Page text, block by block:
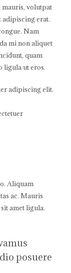
volutpat
adipiscing erat.
Nam
mi non aliquet
quam
ligula ut eros.
adipiscing elit.
Aliquam
ac. Mauris
amet ligula.
posuere